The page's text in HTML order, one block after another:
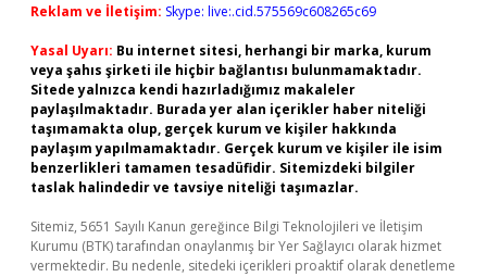
Reklam ve İletişim: Skype: live:.cid.575569c608265c69
Yasal Uyarı: Bu internet sitesi, herhangi bir marka, kurum
veya şahıs şirketi ile hiçbir bağlantısı bulunmamaktadır.
Sitede yalnızca kendi hazırladığımız makaleler
paylaşılmaktadır. Burada yer alan içerikler haber niteliği
taşımamakta olup, gerçek kurum ve kişiler hakkında
paylaşım yapılmamaktadır. Gerçek kurum ve kişiler ile isim
benzerlikleri tamamen tesadüfidir. Sitemizdeki bilgiler
taslak halindedir ve tavsiye niteliği taşımazlar.
Sitemiz, 5651 Sayılı Kanun gereğince Bilgi Teknolojileri ve İletişim
Kurumu (BTK) tarafından onaylanmış bir Yer Sağlayıcı olarak hizmet
vermektedir. Bu nedenle, sitedeki içerikleri proaktif olarak denetleme